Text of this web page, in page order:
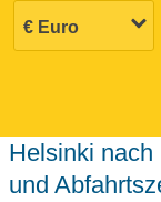
Helsinki nach St. Petersburg. Fähren, Preise
und